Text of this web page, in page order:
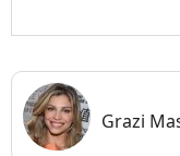
Grazi